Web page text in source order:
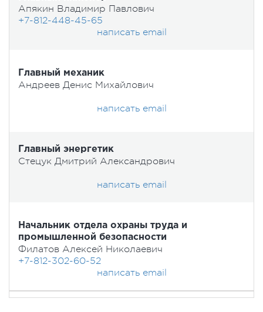
Апякин Владимир Павлович
+7-812-448-45-65
написать email
Главный механик
Андреев Денис Михайлович
написать email
Главный энергетик
Стецук Дмитрий Александрович
написать email
Начальник отдела охраны труда и
промышленной безопасности
Филатов Алексей Николаевич
+7-812-302-60-52
написать email